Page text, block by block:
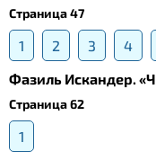
Страница 47
1 2 3 4
Фазиль Искандер.
Страница 62
1